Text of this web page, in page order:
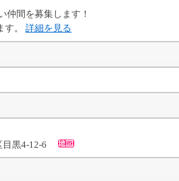
仲間を募集します！
す。 詳細を見る
目黒4-12-6